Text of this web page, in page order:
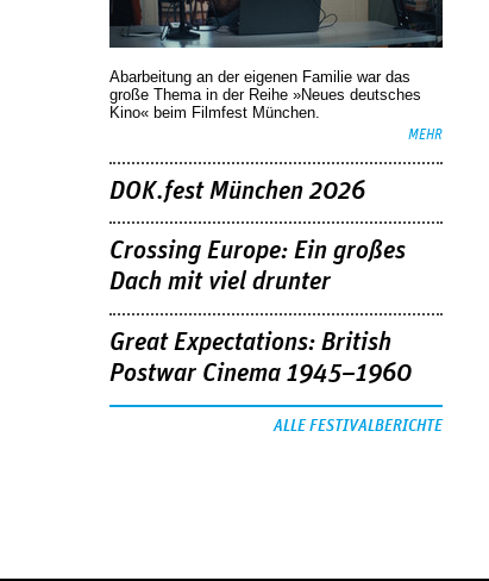
Abarbeitung an der eigenen Familie war das
große Thema in der Reihe »Neues deutsches
Kino« beim Filmfest München.
MEHR
DOK.fest München 2026
Crossing Europe: Ein großes
Dach mit viel drunter
Great Expectations: British
Postwar Cinema 1945–1960
ALLE FESTIVALBERICHTE